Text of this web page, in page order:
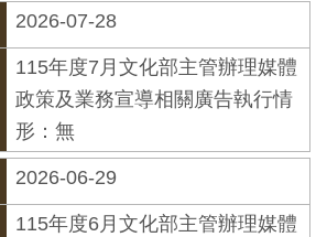
2026-07-28
115年度7月文化部主管辦理媒體
政策及業務宣導相關廣告執行情
形：無
2026-06-29
115年度6月文化部主管辦理媒體